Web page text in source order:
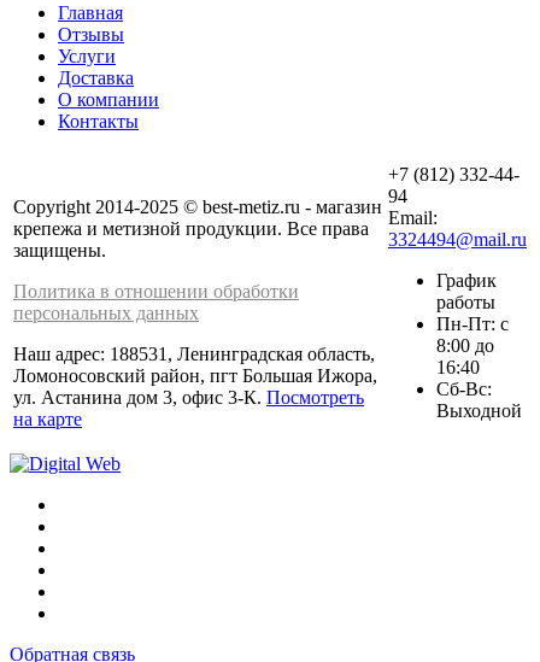
Главная
Отзывы
Услуги
Доставка
О компании
Контакты
Copyright 2014-2025 © best-metiz.ru - магазин
крепежа и метизной продукции. Все права
защищены.
Политика в отношении обработки
персональных данных
Наш адрес: 188531, Ленинградская область,
Ломоносовский район, пгт Большая Ижора,
ул. Астанина дом 3, офис 3-К. Посмотреть
на карте
+7 (812) 332-44-
94
Email:
3324494@mail.ru
График
работы
Пн-Пт: с
8:00 до
16:40
Сб-Вс:
Выходной
Обратная связь